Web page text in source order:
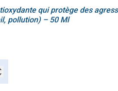
qui protège des
pollution) – 50 Ml